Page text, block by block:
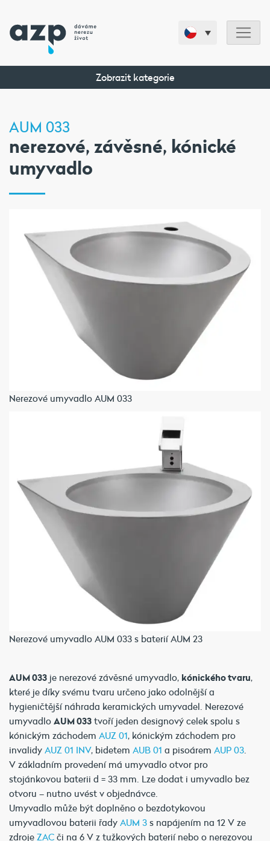
Zobrazit kategorie
AUM 033
nerezové, závěsné, kónické
umyvadlo
Nerezové umyvadlo AUM 033
Nerezové umyvadlo AUM 033 s baterií AUM 23
AUM 033 je nerezové závěsné umyvadlo, kónického tvaru,
které je díky svému tvaru určeno jako odolnější a
hygieničtější náhrada keramických umyvadel. Nerezové
umyvadlo AUM 033 tvoří jeden designový celek spolu s
kónickým záchodem AUZ 01, kónickým záchodem pro
invalidy AUZ 01 INV, bidetem AUB 01 a pisoárem AUP 03
V základním provedení má umyvadlo otvor pro
stojánkovou baterii d = 33 mm. Lze dodat i umyvadlo bez
otvoru – nutno uvést v objednávce.
Umyvadlo může být doplněno o bezdotykovou
umyvadlovou baterii řady AUM 3 s napájením na 12 V ze
zdroje ZAC či na 6 V z tužkových baterií nebo o nerezovou